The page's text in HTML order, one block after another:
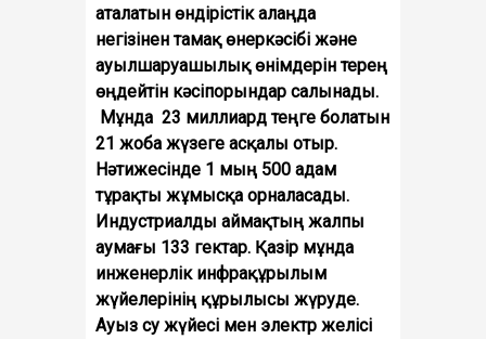
аталатын өндірістік алаңда
негізінен тамақ өнеркәсібі және
ауылшаруашылық өнімдерін терең
өңдейтін кәсіпорындар салынады.
Мұнда 23 миллиард теңге болатын
21 жоба жүзеге асқалы отыр.
Нәтижесінде 1 мың 500 адам
тұрақты жұмысқа орналасады.
Индустриалды аймақтың жалпы
аумағы 133 гектар. Қазір мұнда
инженерлік инфрақұрылым
жүйелерінің құрылысы жүруде.
Ауыз су жүйесі мен электр желісі